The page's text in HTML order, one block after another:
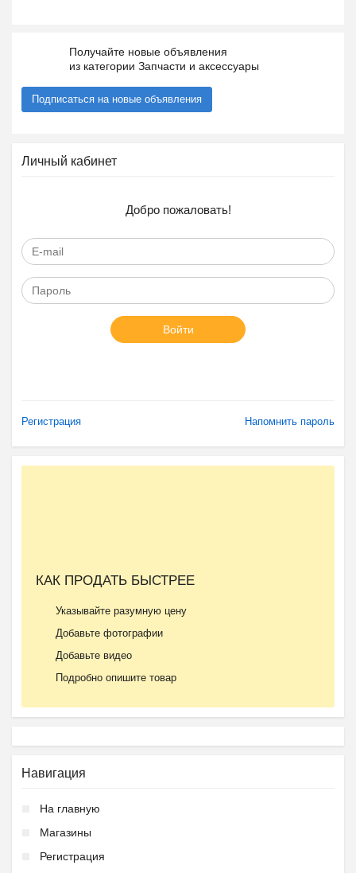
Получайте новые объявления
из категории Запчасти и аксессуары
Подписаться на новые объявления
Личный кабинет
Добро пожаловать!
Войти
Регистрация Напомнить пароль
КАК ПРОДАТЬ БЫСТРЕЕ
Указывайте разумную цену
Добавьте фотографии
Добавьте видео
Подробно опишите товар
Навигация
На главную
Магазины
Регистрация